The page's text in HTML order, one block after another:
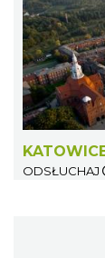
ODSŁUCHAJ